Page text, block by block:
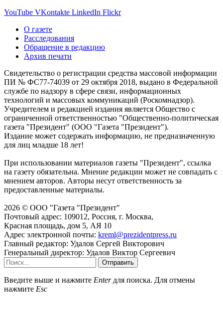
YouTube VKontakte LinkedIn Flickr
О газете
Расследования
Обращение в редакцию
Архив печати
Свидетельство о регистрации средства массовой информации
ПИ № ФС77-74039 от 29 октября 2018, выдано в Федеральной
службе по надзору в сфере связи, информационных
технологий и массовых коммуникаций (Роскомнадзор).
Учредителем и редакцией издания является Общество с
ограниченной ответственностью "Общественно-политическая
газета "Президент" (ООО "Газета "Президент").
Издание может содержать информацию, не предназначенную
для лиц младше 18 лет!
При использовании материалов газеты "Президент", ссылка
на газету обязательна. Мнение редакции может не совпадать с
мнением авторов. Авторы несут ответственность за
предоставленные материалы.
2026 © ООО "Газета "Президент"
Почтовый адрес: 109012, Россия, г. Москва,
Красная площадь, дом 5, АЯ 10
Адрес электронной почты: kreml@prezidentpress.ru
Главный редактор: Удалов Сергей Викторович
Генеральный директор: Удалов Виктор Сергеевич
Отправить
Введите выше и нажмите Enterдля поиска. Для отмены
нажмите Esc